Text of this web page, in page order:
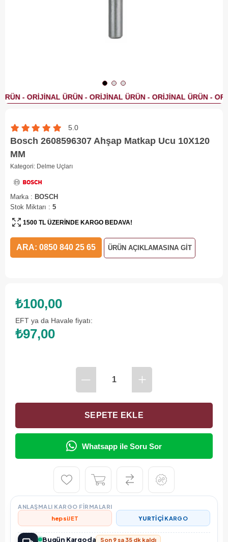
5.0
Bosch 2608596307 Ahşap Matkap Ucu 10X120
MM
Kategori: Delme Uçları
Marka : BOSCH
Stok Miktarı : 5
1500 TL ÜZERİNDE KARGO BEDAVA!
ARA: 0850 840 25 65 ÜRÜN AÇIKLAMASINA GİT
₺100,00
EFT ya da Havale fiyatı:
₺97,00
Whatsapp ile Soru Sor
ANLAŞMALI KARGO FIRMALARI
hepsiJET YURTİÇİ KARGO
Bugün Kargoda
Son 9 sa 35 dk kaldı